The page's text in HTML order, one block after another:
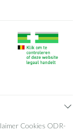
Cookies ODR-